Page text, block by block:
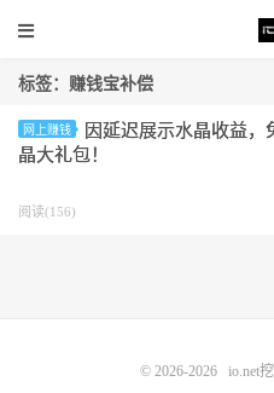
标签：赚钱宝补偿
网上赚钱
因延迟展示水晶收益，
晶大礼包！
阅读(156)
© 2026-2026 io.net